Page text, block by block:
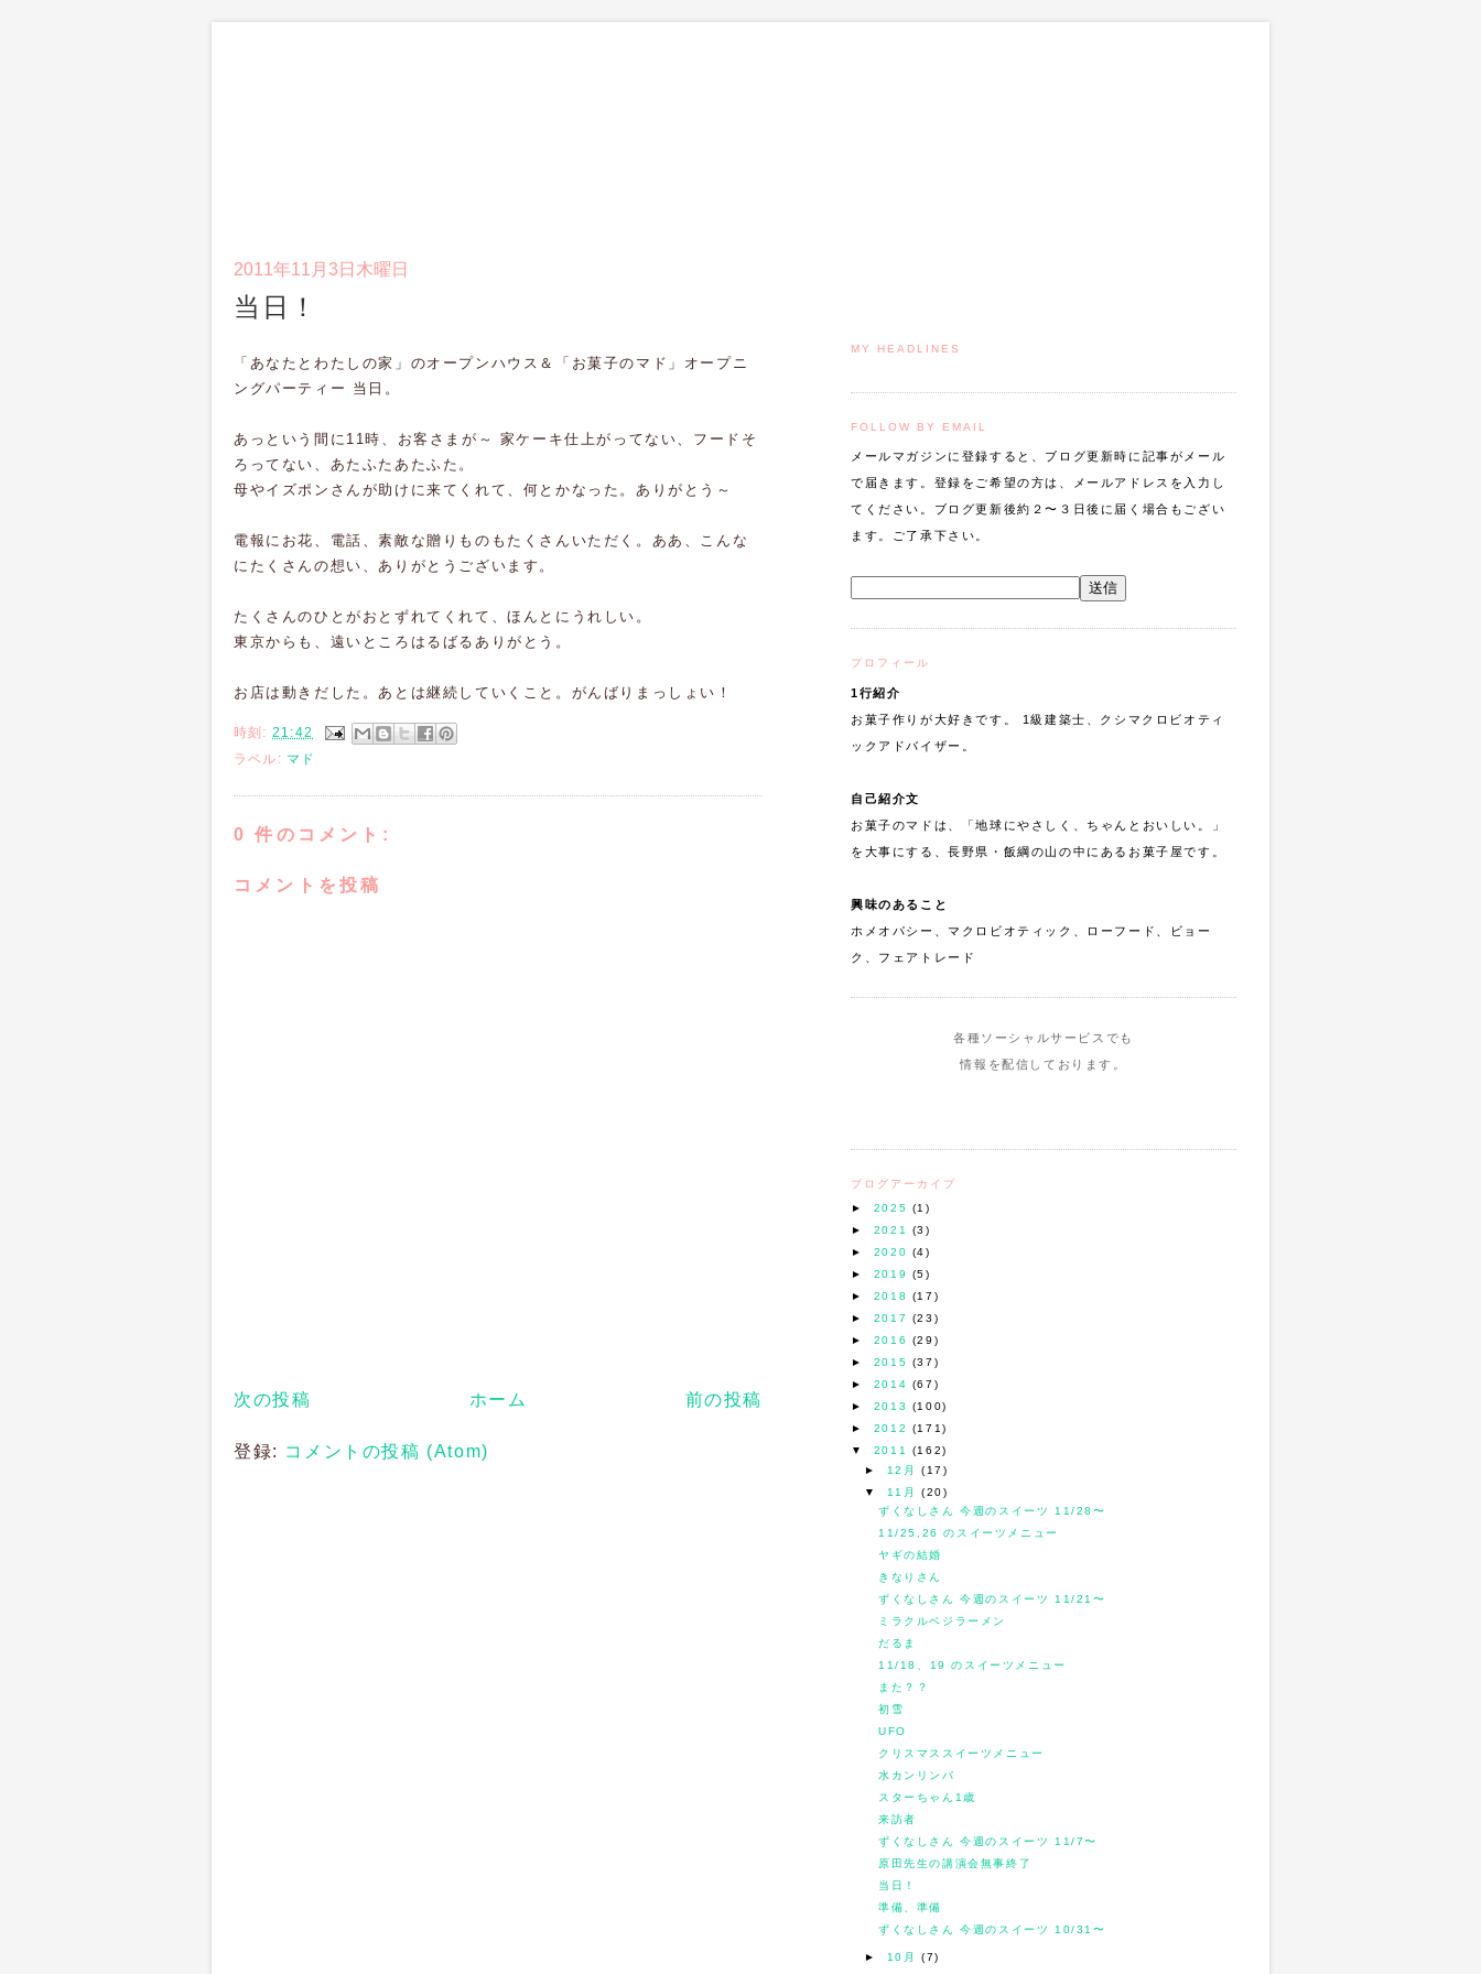
MY HEADLINES
FOLLOW BY EMAIL
メールマガジンに登録すると、ブログ更新時に記事がメール
で届きます。登録をご希望の方は、メールアドレスを入力し
てください。ブログ更新後約２〜３日後に届く場合もござい
ます。ご了承下さい。
プロフィール
1行紹介
お菓子作りが大好きです。 1級建築士、クシマクロビオティ
ックアドバイザー。
自己紹介文
お菓子のマドは、「地球にやさしく、ちゃんとおいしい。」
を大事にする、長野県・飯綱の山の中にあるお菓子屋です。
興味のあること
ホメオパシー、マクロビオティック、ローフード、ビョー
ク、フェアトレード
各種ソーシャルサービスでも
情報を配信しております。
ブログアーカイブ
► 2025 (1)
► 2021 (3)
► 2020 (4)
► 2019 (5)
► 2018 (17)
► 2017 (23)
► 2016 (29)
► 2015 (37)
► 2014 (67)
► 2013 (100)
► 2012 (171)
▼ 2011 (162)
►
12月(17)
▼
11月(20)
ずくなしさん 今週のスイーツ 11/28〜
11/25,26 のスイーツメニュー
ヤギの結婚
きなりさん
ずくなしさん 今週のスイーツ 11/21〜
ミラクルベジラーメン
だるま
11/18、19 のスイーツメニュー
また？？
初雪
UFO
クリスマススイーツメニュー
水カンリンバ
スターちゃん1歳
来訪者
ずくなしさん 今週のスイーツ 11/7〜
原田先生の講演会無事終了
当日！
準備、準備
ずくなしさん 今週のスイーツ 10/31〜
► 10月(7)
2011年11月3日木曜日
当日！
「あなたとわたしの家」のオープンハウス＆「お菓子のマド」オープニ
ングパーティー 当日。
あっという間に11時、お客さまが～ 家ケーキ仕上がってない、フードそ
ろってない、あたふたあたふた。
母やイズポンさんが助けに来てくれて、何とかなった。ありがとう～
電報にお花、電話、素敵な贈りものもたくさんいただく。ああ、こんな
にたくさんの想い、ありがとうございます。
たくさんのひとがおとずれてくれて、ほんとにうれしい。
東京からも、遠いところはるばるありがとう。
お店は動きだした。あとは継続していくこと。がんばりまっしょい！
時刻: 21:42
ラベル: マド
0 件のコメント:
コメントを投稿
次の投稿 前の投稿
ホーム
登録: コメントの投稿 (Atom)